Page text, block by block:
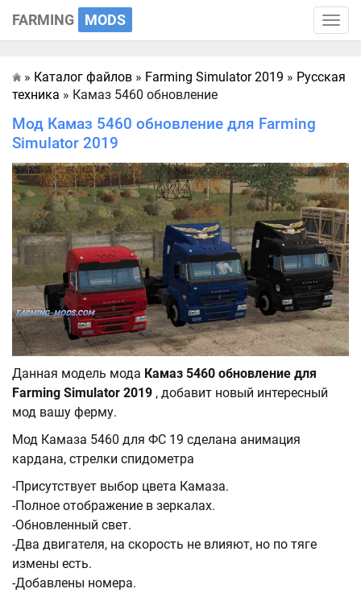
Toggle
FARMING MODS
Главная
» Каталог файлов » Farming Simulator 2019 » Русская
техника » Камаз 5460 обновление
Мод Камаз 5460 обновление для Farming
Simulator 2019
Данная модель мода Камаз 5460 обновление для
Farming Simulator 2019 , добавит новый интересный
мод вашу ферму.
Мод Камаза 5460 для ФС 19 сделана анимация
кардана, стрелки спидометра
-Присутствует выбор цвета Камаза.
-Полное отображение в зеркалах.
-Обновленный свет.
-Два двигателя, на скорость не влияют, но по тяге
измены есть.
-Добавлены номера.